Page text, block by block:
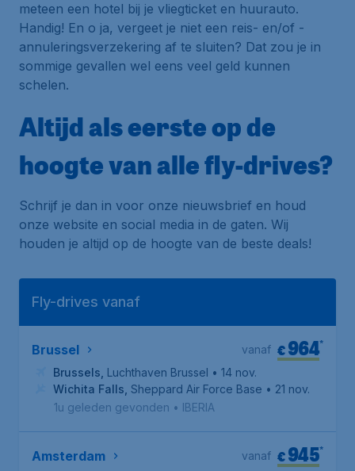
meteen een hotel bij je vliegticket en huurauto.
Handig! En o ja, vergeet je niet een reis- en/of -
annuleringsverzekering af te sluiten? Dat zou je in
sommige gevallen wel eens veel geld kunnen
schelen.
Altijd als eerste op de
hoogte van alle fly-drives?
Schrijf je dan in voor onze nieuwsbrief en houd
onze website en social media in de gaten. Wij
houden je altijd op de hoogte van de beste deals!
Fly-drives vanaf
Brussel €964*
vanaf
Brussels Luchthaven Brussel • 14 nov.
Wichita Falls Sheppard Air Force Base • 21 nov.
1u geleden gevonden • IBERIA
Amsterdam €945*
vanaf